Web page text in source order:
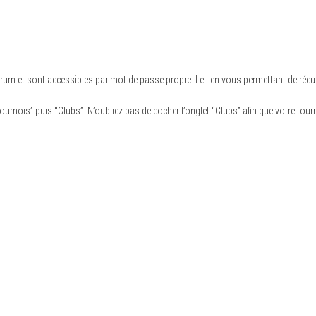
et sont accessibles par mot de passe propre. Le lien vous permettant de
puis “Clubs”. N’oubliez pas de cocher l’onglet “Clubs” afin que votre